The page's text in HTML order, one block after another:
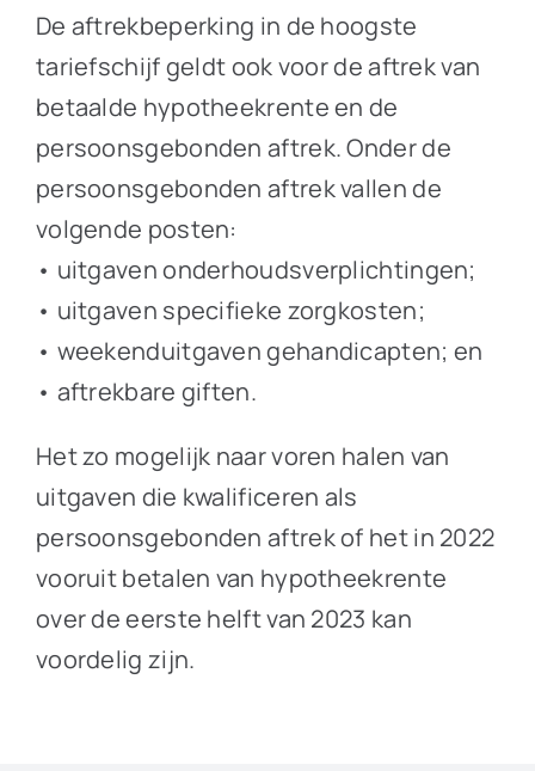
De aftrekbeperking in de hoogste
tariefschijf geldt ook voor de aftrek van
betaalde hypotheekrente en de
persoonsgebonden aftrek. Onder de
persoonsgebonden aftrek vallen de
volgende posten:
• uitgaven onderhoudsverplichtingen;
• uitgaven specifieke zorgkosten;
• weekenduitgaven gehandicapten; en
• aftrekbare giften.
Het zo mogelijk naar voren halen van
uitgaven die kwalificeren als
persoonsgebonden aftrek of het in 2022
vooruit betalen van hypotheekrente
over de eerste helft van 2023 kan
voordelig zijn.